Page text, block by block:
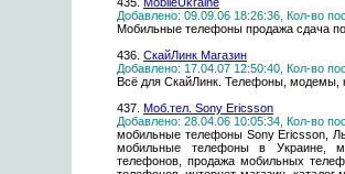
Добавлено: 09.09.06 18:26:36, Кол-во
Мобильные телефоны продажа сдача
436. СкайЛинк Магазин
Добавлено: 17.04.07 12:50:40, Кол-во
Всё для СкайЛинк. Телефоны, модемы,
437. Моб.тел. Sony Ericsson
Добавлено: 28.04.06 10:05:34, Кол-во
мобильные телефоны Sony Ericsson,
мобильные телефоны в Украине,
телефонов, продажа мобильных